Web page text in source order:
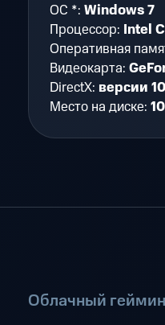
ОС *: Windows 7
Процессор: Intel
Оперативная
Видеокарта:
DirectX: версии 10
Место на диске:
Облачный